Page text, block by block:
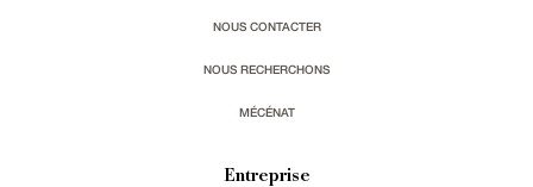
NOUS CONTACTER
NOUS RECHERCHONS
MÉCÉNAT
Entreprise